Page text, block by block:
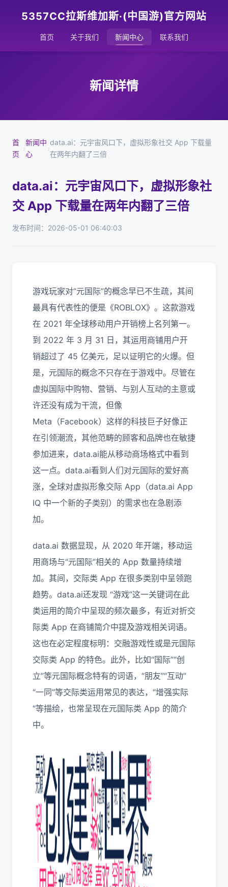
5357CC拉斯维加斯·(中国游)官方网站
首页 关于我们 新闻中心 联系我们
新闻详情
首
页
›
新闻中
心
›
data.ai：元宇宙风口下，虚拟形象社交 App 下载量
在两年内翻了三倍
data.ai：元宇宙风口下，虚拟形象社
交 App 下载量在两年内翻了三倍
发布时间：2026-05-01 06:40:03
游戏玩家对“元国际”的概念早已不生疏，其间
最具有代表性的便是《ROBLOX》。这款游戏
在 2021 年全球移动用户开销榜上名列第一。
到 2022 年 3 月 31 日，其运用商铺用户开
销超过了 45 亿美元，足以证明它的火爆。但
是，元国际的概念不只存在于游戏中。尽管在
虚拟国际中购物、营销、与别人互动的主意或
许还没有成为干流，但像
Meta（Facebook）这样的科技巨子好像正
在引领潮流，其他范畴的顾客和品牌也在敏捷
参加进来，data.ai能从移动商场格式中看到
这一点。data.ai看到人们对元国际的爱好高
涨，全球对虚拟形象交际 App（data.ai App
IQ 中一个新的子类别）的需求也在急剧添
加。
data.ai 数据显现，从 2020 年开端，移动运
用商场与“元国际”相关的 App 数量持续增
加。其间，交际类 App 在很多类别中呈领跑
趋势。data.ai还发现 “游戏”这一关键词在此
类运用的简介中呈现的频次最多，有近对折交
际类 App 在商铺简介中提及游戏相关词语。
这也在必定程度标明：交融游戏性或是元国际
交际类 App 的特色。此外，比如“国际”“创
立”等元国际概念特有的词语，“朋友”“互动”
“一同”等交际类运用常见的表达，“增强实际
“等描绘，也常呈现在元国际类 App 的简介
中。